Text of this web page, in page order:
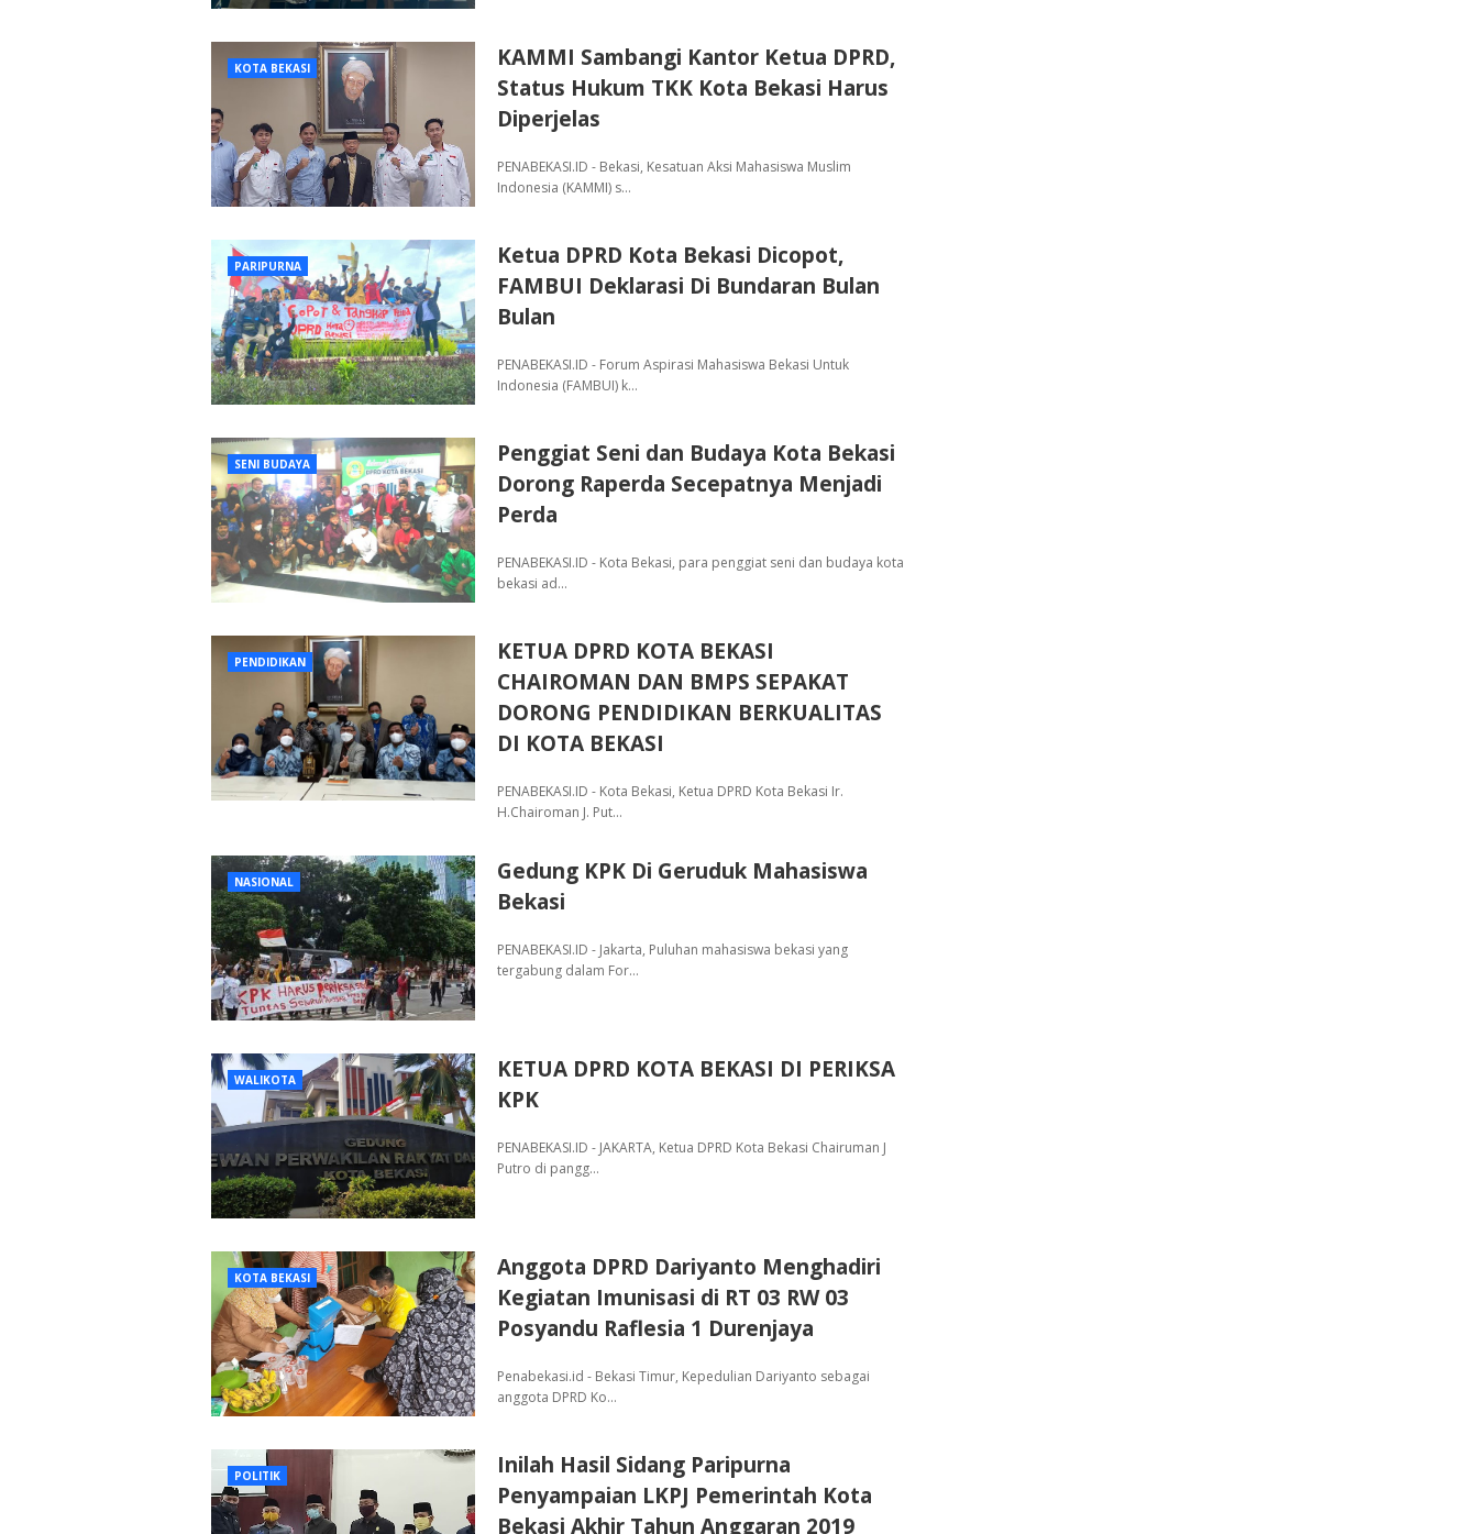
KOTA BEKASI
KAMMI Sambangi Kantor Ketua DPRD,
Status Hukum TKK Kota Bekasi Harus
Diperjelas
PENABEKASI.ID - Bekasi, Kesatuan Aksi Mahasiswa Muslim
Indonesia (KAMMI) s…
PARIPURNA
Ketua DPRD Kota Bekasi Dicopot,
FAMBUI Deklarasi Di Bundaran Bulan
Bulan
PENABEKASI.ID - Forum Aspirasi Mahasiswa Bekasi Untuk
Indonesia (FAMBUI) k…
SENI BUDAYA
Penggiat Seni dan Budaya Kota Bekasi
Dorong Raperda Secepatnya Menjadi
Perda
PENABEKASI.ID - Kota Bekasi, para penggiat seni dan budaya kota
bekasi ad…
PENDIDIKAN
KETUA DPRD KOTA BEKASI
CHAIROMAN DAN BMPS SEPAKAT
DORONG PENDIDIKAN BERKUALITAS
DI KOTA BEKASI
PENABEKASI.ID - Kota Bekasi, Ketua DPRD Kota Bekasi Ir.
H.Chairoman J. Put…
NASIONAL
Gedung KPK Di Geruduk Mahasiswa
Bekasi
PENABEKASI.ID - Jakarta, Puluhan mahasiswa bekasi yang
tergabung dalam For…
WALIKOTA
KETUA DPRD KOTA BEKASI DI PERIKSA
KPK
PENABEKASI.ID - JAKARTA, Ketua DPRD Kota Bekasi Chairuman J
Putro di pangg…
KOTA BEKASI
Anggota DPRD Dariyanto Menghadiri
Kegiatan Imunisasi di RT 03 RW 03
Posyandu Raflesia 1 Durenjaya
Penabekasi.id - Bekasi Timur, Kepedulian Dariyanto sebagai
anggota DPRD Ko…
POLITIK
Inilah Hasil Sidang Paripurna
Penyampaian LKPJ Pemerintah Kota
Bekasi Akhir Tahun Anggaran 2019